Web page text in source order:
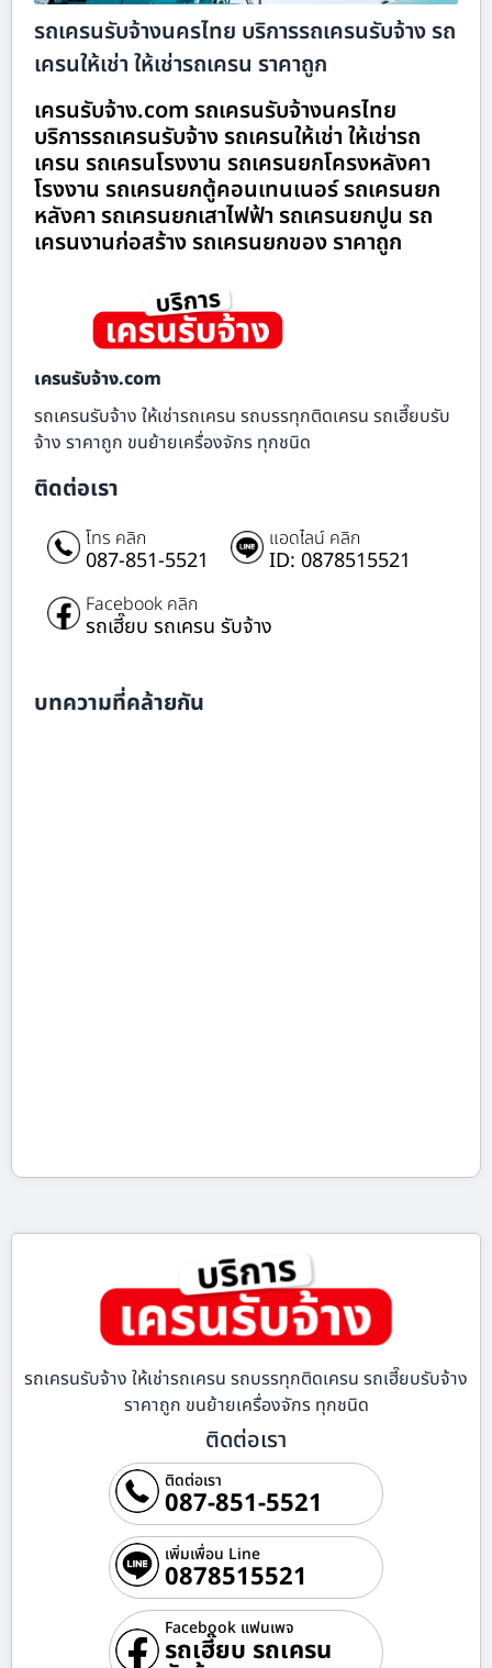
รถเครนรับจ้างนครไทย บริการรถเครนรับจ้าง รถ
เครนให้เช่า ให้เช่ารถเครน ราคาถูก
เครนรับจ้าง.com รถเครนรับจ้างนครไทย
บริการรถเครนรับจ้าง รถเครนให้เช่า ให้เช่ารถ
เครน รถเครนโรงงาน รถเครนยกโครงหลังคา
โรงงาน รถเครนยกตู้คอนเทนเนอร์ รถเครนยก
หลังคา รถเครนยกเสาไฟฟ้า รถเครนยกปูน รถ
เครนงานก่อสร้าง รถเครนยกของ ราคาถูก
เครนรับจ้าง.com
รถเครนรับจ้าง ให้เช่ารถเครน รถบรรทุกติดเครน รถเฮี๊ยบรับ
จ้าง ราคาถูก ขนย้ายเครื่องจักร ทุกชนิด
ติดต่อเรา
โทร คลิก
087-851-5521
แอดไลน์ คลิก
ID: 0878515521
Facebook คลิก
รถเฮี๊ยบ รถเครน รับจ้าง
บทความที่คล้ายกัน
รถเครนรับจ้าง ให้เช่ารถเครน รถบรรทุกติดเครน รถเฮี๊ยบรับจ้าง
ราคาถูก ขนย้ายเครื่องจักร ทุกชนิด
ติดต่อเรา
ติดต่อเรา
087-851-5521
เพิ่มเพื่อน Line
0878515521
Facebook แฟนเพจ
รถเฮี๊ยบ รถเครน